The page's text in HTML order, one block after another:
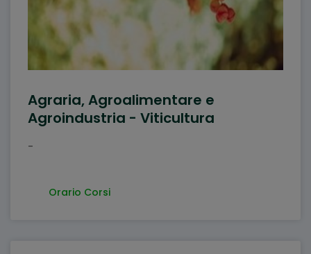
Agraria, Agroalimentare e
Agroindustria - Viticultura
-
Orario Corsi